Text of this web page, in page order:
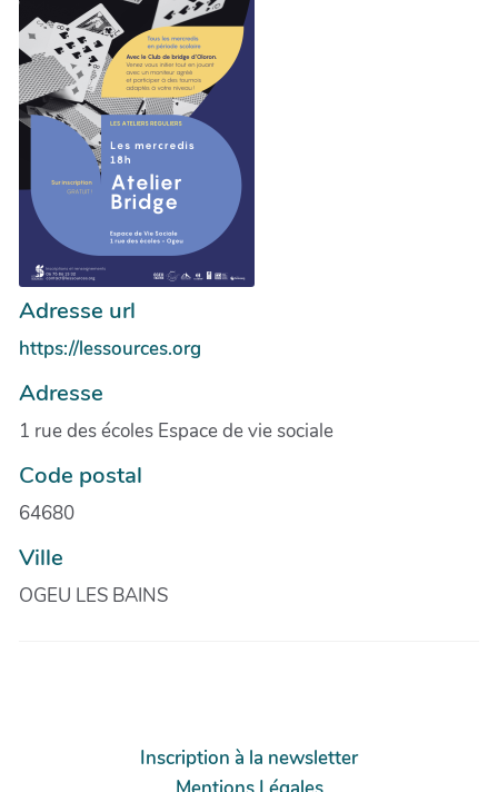
Adresse url
https://lessources.org
Adresse
1 rue des écoles Espace de vie sociale
Code postal
64680
Ville
OGEU LES BAINS
Inscription à la newsletter